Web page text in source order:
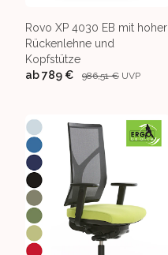
Rovo XP 4030 EB mit hoher
Rückenlehne und
Kopfstütze
ab789 € 986,51 € UVP